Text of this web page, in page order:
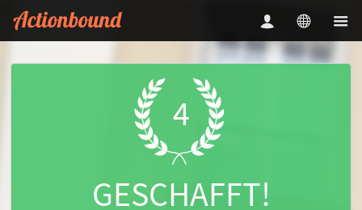
4
GESCHAFFT!